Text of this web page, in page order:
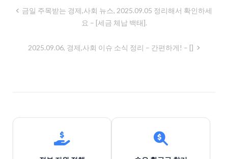
글금일 주목받는 경제,사회 뉴스, 2025.09.05 정리해서 확인하세
요 – [세금 체납 백태].
2025.09.06, 경제,사회 이슈 소식 정리 – 간편하게! – []